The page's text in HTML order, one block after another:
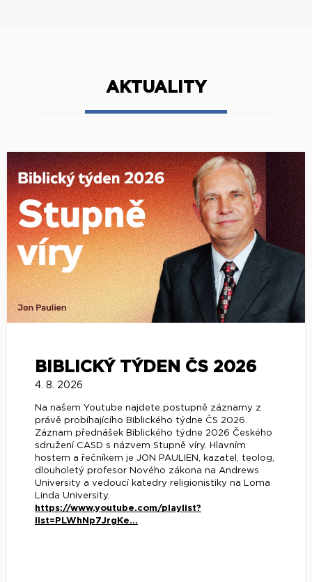
AKTUALITY
BIBLICKÝ TÝDEN ČS 2026
4. 8. 2026
Na našem Youtube najdete postupně záznamy z
právě probíhajícího Biblického týdne ČS 2026.
Záznam přednášek Biblického týdne 2026 Českého
sdružení CASD s názvem Stupně víry. Hlavním
hostem a řečníkem je JON PAULIEN, kazatel, teolog,
dlouholetý profesor Nového zákona na Andrews
University a vedoucí katedry religionistiky na Loma
Linda University.
https://www.youtube.com/playlist?
list=PLWhNp7JrgKe...